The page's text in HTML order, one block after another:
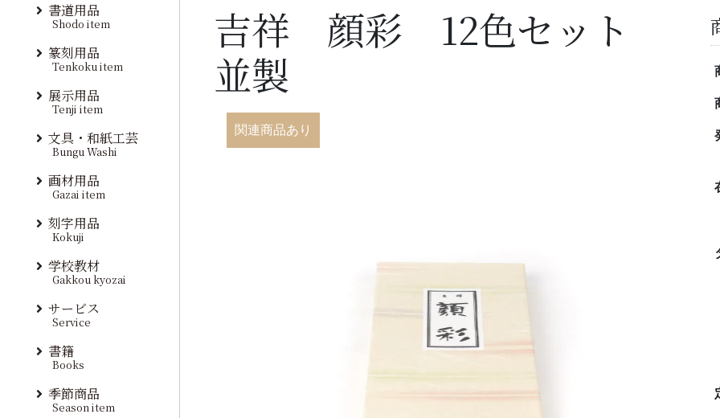
吉祥 顔彩 12色セット
並製
関連商品あり
書道用品
Shodo item
篆刻用品
Tenkoku item
展示用品
Tenji item
文具・和紙工芸
Bungu Washi
画材用品
Gazai item
刻字用品
Kokuji
学校教材
Gakkou kyozai
サービス
Service
書籍
Books
季節商品
Season item